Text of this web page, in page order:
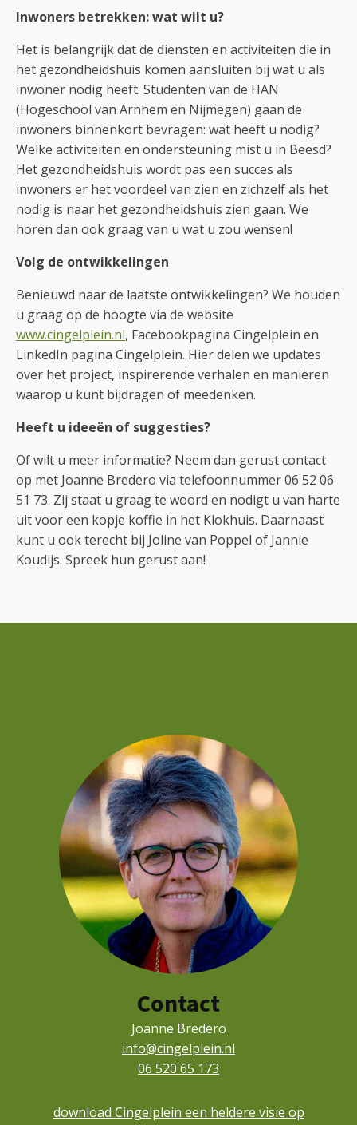
Inwoners betrekken: wat wilt u?
Het is belangrijk dat de diensten en activiteiten die in
het gezondheidshuis komen aansluiten bij wat u als
inwoner nodig heeft. Studenten van de HAN
(Hogeschool van Arnhem en Nijmegen) gaan de
inwoners binnenkort bevragen: wat heeft u nodig?
Welke activiteiten en ondersteuning mist u in Beesd?
Het gezondheidshuis wordt pas een succes als
inwoners er het voordeel van zien en zichzelf als het
nodig is naar het gezondheidshuis zien gaan. We
horen dan ook graag van u wat u zou wensen!
Volg de ontwikkelingen
Benieuwd naar de laatste ontwikkelingen? We houden
u graag op de hoogte via de website
www.cingelplein.nl, Facebookpagina Cingelplein en
LinkedIn pagina Cingelplein. Hier delen we updates
over het project, inspirerende verhalen en manieren
waarop u kunt bijdragen of meedenken.
Heeft u ideeën of suggesties?
Of wilt u meer informatie? Neem dan gerust contact
op met Joanne Bredero via telefoonnummer 06 52 06
51 73. Zij staat u graag te woord en nodigt u van harte
uit voor een kopje koffie in het Klokhuis. Daarnaast
kunt u ook terecht bij Joline van Poppel of Jannie
Koudijs. Spreek hun gerust aan!
Contact
Joanne Bredero
info@cingelplein.nl
06 520 65 173
download Cingelplein een heldere visie op